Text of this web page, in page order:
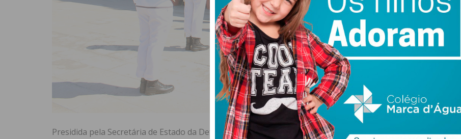
Presidida pela Secretária de Estado da Defesa Nacional, Ana Isabel Xavier, este momento contou com a